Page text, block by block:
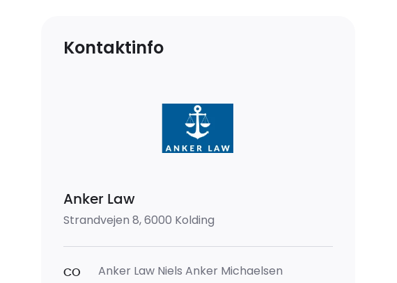
Kontaktinfo
Anker Law
Strandvejen 8, 6000 Kolding
CO Anker Law Niels Anker Michaelsen